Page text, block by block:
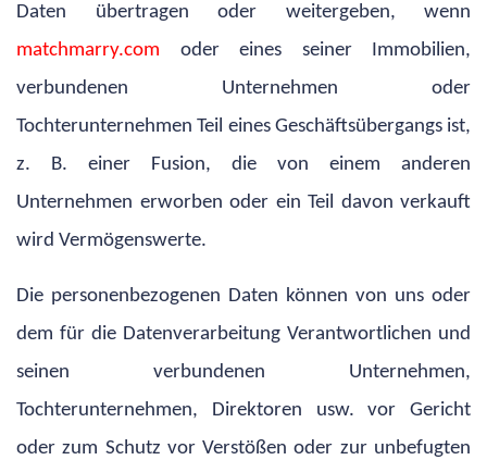
Daten übertragen oder weitergeben, wenn
matchmarry.com oder eines seiner Immobilien,
verbundenen Unternehmen oder
Tochterunternehmen Teil eines Geschäftsübergangs ist,
z. B. einer Fusion, die von einem anderen
Unternehmen erworben oder ein Teil davon verkauft
wird Vermögenswerte.
Die personenbezogenen Daten können von uns oder
dem für die Datenverarbeitung Verantwortlichen und
seinen verbundenen Unternehmen,
Tochterunternehmen, Direktoren usw. vor Gericht
oder zum Schutz vor Verstößen oder zur unbefugten